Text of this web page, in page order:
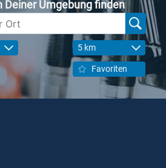
Deiner Umgebung finden
5 km
Favoriten